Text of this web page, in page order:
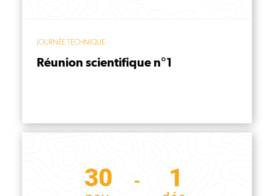
JOURNÉE TECHNIQUE
Réunion scientifique n°1
30 1